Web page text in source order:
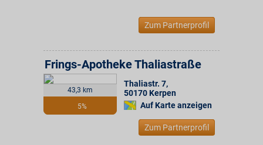
Zum Partnerprofil
43,3 km
5%
Frings-Apotheke Thaliastraße
Thaliastr. 7,
50170 Kerpen
Auf Karte anzeigen
Zum Partnerprofil